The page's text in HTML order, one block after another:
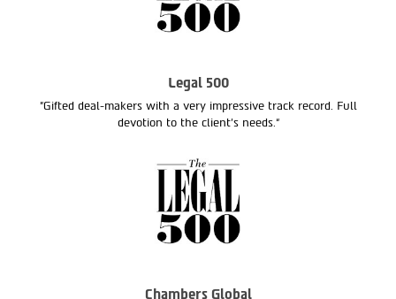
Legal 500
"Gifted deal-makers with a very impressive track record. Full
devotion to the client’s needs.“
Chambers Global